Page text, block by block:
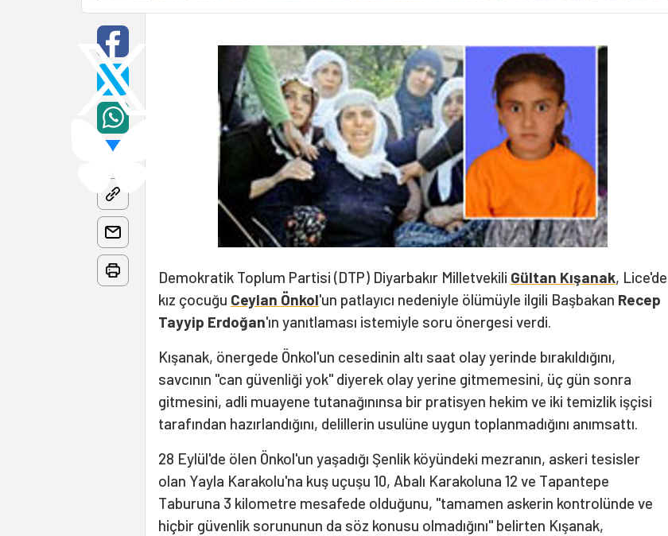
Demokratik Toplum Partisi (DTP) Diyarbakır Milletvekili Gültan Kışanak, Lice'de
kız çocuğu Ceylan Önkol'un patlayıcı nedeniyle ölümüyle ilgili Başbakan Recep
Tayyip Erdoğan'ın yanıtlaması istemiyle soru önergesi verdi.
Kışanak, önergede Önkol'un cesedinin altı saat olay yerinde bırakıldığını,
savcının "can güvenliği yok" diyerek olay yerine gitmemesini, üç gün sonra
gitmesini, adli muayene tutanağınınsa bir pratisyen hekim ve iki temizlik işçisi
tarafından hazırlandığını, delillerin usulüne uygun toplanmadığını anımsattı.
28 Eylül'de ölen Önkol'un yaşadığı Şenlik köyündeki mezranın, askeri tesisler
olan Yayla Karakolu'na kuş uçuşu 10, Abalı Karakoluna 12 ve Tapantepe
Taburuna 3 kilometre mesafede olduğunu, "tamamen askerin kontrolünde ve
hiçbir güvenlik sorununun da söz konusu olmadığını" belirten Kışanak,